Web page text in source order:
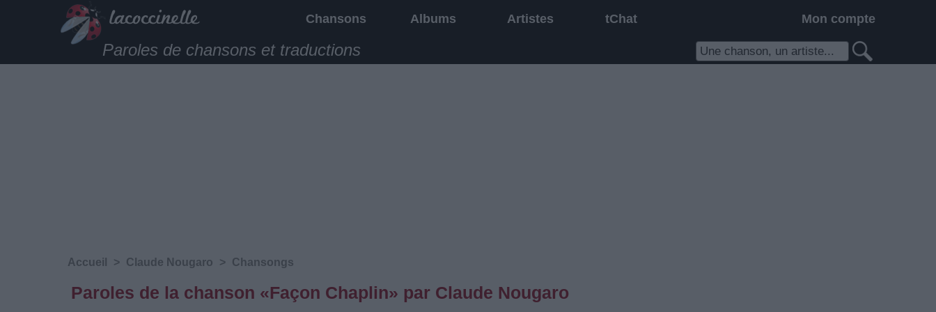
Chansons Albums Artistes tChat Mon compte
Paroles de chansons et traductions
Accueil > Claude Nougaro > Chansongs
Paroles de la chanson «Façon Chaplin» par Claude Nougaro